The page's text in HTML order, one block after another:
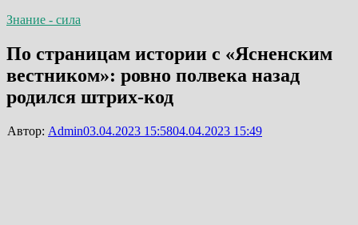
Знание - сила
По страницам истории с «Ясненским
вестником»: ровно полвека назад
родился штрих-код
Автор: Admin03.04.2023 15:5804.04.2023 15:49